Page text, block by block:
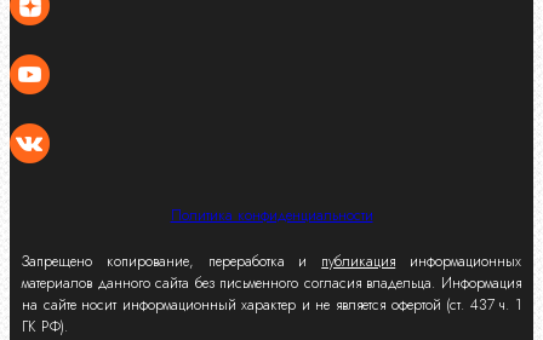
Политика конфиденциальности
Запрещено копирование, переработка и публикация информационных
материалов данного сайта без письменного согласия владельца. Информация
на сайте носит информационный характер и не является офертой (ст. 437 ч. 1
ГК РФ).